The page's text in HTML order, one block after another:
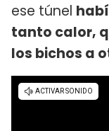
ese túnel
tanto calor,
los bichos a